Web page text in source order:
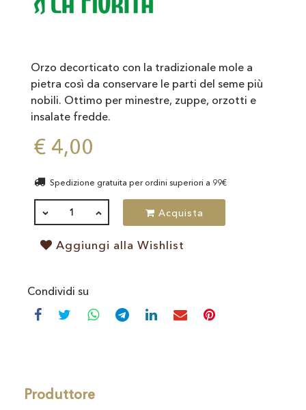
Orzo decorticato con la tradizionale mole a
pietra così da conservare le parti del seme più
nobili. Ottimo per minestre, zuppe, orzotti e
insalate fredde.
€ 4,00
Spedizione gratuita per ordini superiori a 99€
QUANTITÀ Acquista
Aggiungi alla Wishlist
Condividi su
Produttore